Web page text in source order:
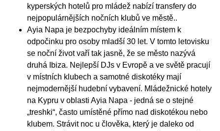
kyperských hotelů pro mládež nabízí transfery do
nejpopulárnějších nočních klubů ve městě..
Ayia Napa je bezpochyby ideálním místem k
odpočinku pro osoby mladší 30 let. V tomto letovisku
se noční život vaří tak jasně, že se město nazývá
druhá Ibiza. Nejlepší DJs v Evropě a ve světě pracují
v místních klubech a samotné diskotéky mají
nejmodernější hudební vybavení. Mládežnické hotely
na Kypru v oblasti Ayia Napa - jedná se o stejné
„treshki“, často umístěné přímo nad diskotékou nebo
klubem. Strávit noc u člověka, který je daleko od